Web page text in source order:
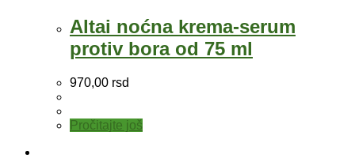
Altai noćna krema-serum
protiv bora od 75 ml
970,00 rsd
Pročitajte još